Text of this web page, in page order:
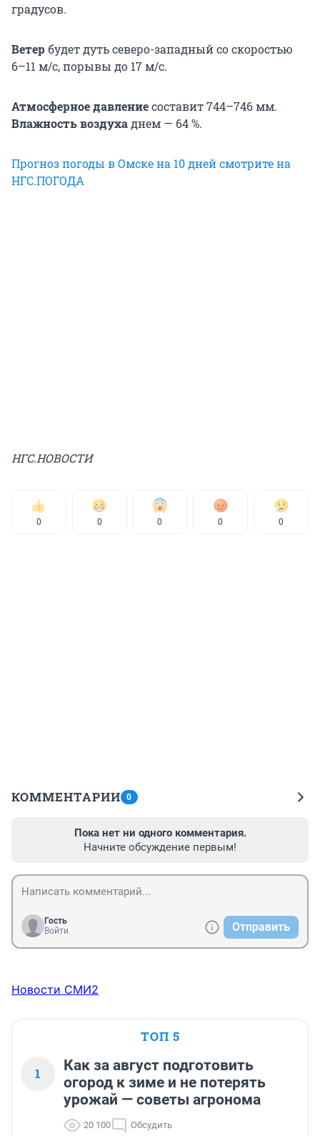
градусов.
Ветербудет дуть северо-западный со скоростью
6–11 м/с, порывы до 17 м/с.
Атмосферное давлениесоставит 744–746 мм.
Влажность воздухаднем — 64 %.
Прогноз погоды в Омске на 10 дней смотрите на
НГС.ПОГОДА
НГС.НОВОСТИ
0 0 0 0 0
КОММЕНТАРИИ 0
Пока нет ни одного комментария.
Начните обсуждение первым!
Гость
Войти
Отправить
Новости СМИ2
ТОП 5
1
Как за август подготовить
огород к зиме и не потерять
урожай — советы агронома
20 100 Обсудить